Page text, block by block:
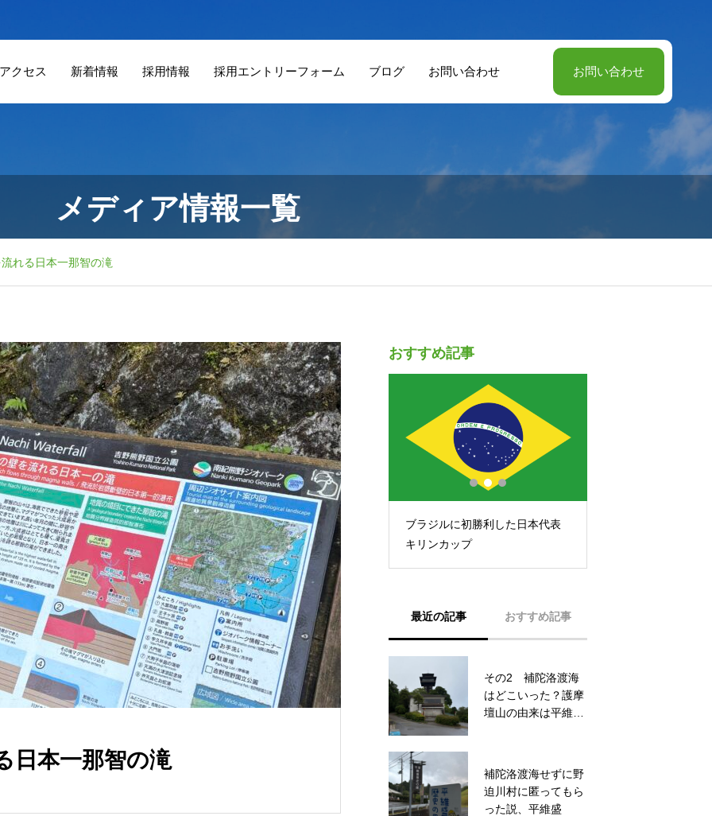
アクセス 新着情報 採用情報 採用エントリーフォーム ブログ お問い合わせ お問い合わせ
メディア情報一覧
れる日本一那智の滝
日本一那智の滝
おすすめ記事
【大雲取越】色川辻～難行苦行
の「熊野古道」中辺路の最難所
ブラジルに初勝利した日本代表
キリンカップ
最近の記事 おすすめ記事
その2 補陀洛渡海
はどこいった？護摩
壇山の由来は平維盛
補陀洛渡海せずに野
迫川村に匿ってもら
った説、平維盛
和歌山こどもまんな
か応援団に登録され
ました
紀州の屋根と呼ばれ
る護摩壇山の由来